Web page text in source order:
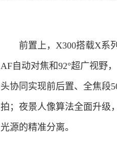
前置上，X300搭载X系列
AF自动对焦和92°超广视野
头协同实现前后置、全焦段
拍；夜景人像算法全面升级
光源的精准分离。